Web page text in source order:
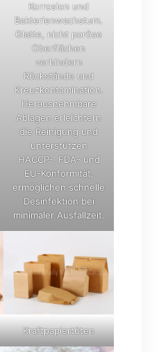
Korrosion und
Bakterienwachstum.
Glatte, nicht poröse
Oberflächen
verhindern
Rückstände und
Kreuzkontamination.
Herausnehmbare
Ablagen erleichtern
die Reinigung und
unterstützen
HACCP-, FDA- und
EU-Konformität,
ermöglichen schnelle
Desinfektion bei
minimaler Ausfallzeit.
Kraftpapiertüten